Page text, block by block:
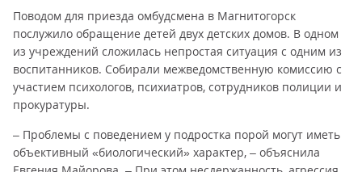
Поводом для приезда омбудсмена в Магнитогорск
послужило обращение детей двух детских домов. В одном
из учреждений сложилась непростая ситуация с одним из
воспитанников. Собирали межведомственную комиссию с
участием психологов, психиатров, сотрудников полиции и
прокуратуры.
– Проблемы с поведением у подростка порой могут иметь
объективный «биологический» характер, – объяснила